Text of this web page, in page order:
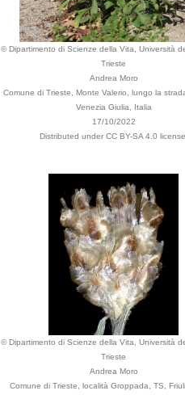
© Dipartimento di Scienze della Vita, Università
Trieste
Andrea Moro
Comune di Trieste, Monte Valerio, lungo la
Venezia Giulia, Italia
17/10/2022
Distributed under CC BY-SA 4.0 license.
© Dipartimento di Scienze della Vita, Università
Trieste
Andrea Moro
Comune di Trieste, località Groppada, TS,